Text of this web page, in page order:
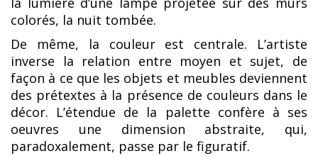
colorés, la nuit tombée.
De même, la couleur est centrale. L’artiste
inverse la relation entre moyen et sujet, de
façon à ce que les objets et meubles deviennent
des prétextes à la présence de couleurs dans le
décor. L’étendue de la palette confère à ses
oeuvres une dimension abstraite, qui,
paradoxalement, passe par le figuratif.